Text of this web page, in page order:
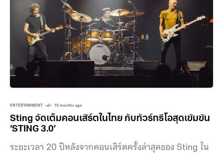
คริสตา มิลเลอร์ (Christa Miller)
ENTERTAINMENT 10 months ago
Sting จัดเต็มคอนเสิร์ตในไทย กับทัวร์ทรีโอสุดเข้มข้น
‘STING 3.0’
ระยะเวลา 20 ปีหลังจากคอนเสิร์ตครั้งล่าสุดของ Sting ใน